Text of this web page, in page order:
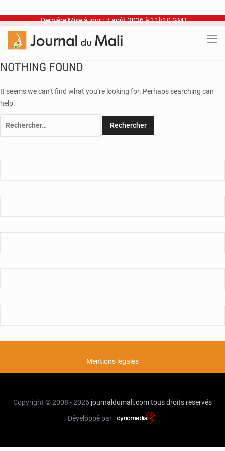
Dernière Mise à jour : 7 août 2026 à 11h10 GMT
NOTHING FOUND
It seems we can’t find what you’re looking for. Perhaps searching can
help.
Mentions legales
Copyright © 2008 - 2026 journaldumali.comtous droits reservés
Développé par